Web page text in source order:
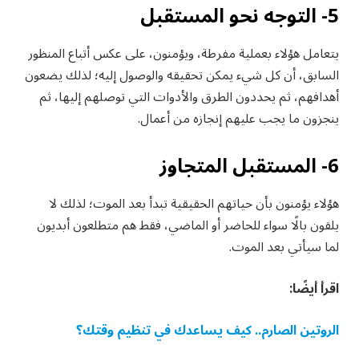
5- التوجه نحو المستقبل
يتعامل هؤلاء بعملية مفرطة، ويؤمنون، على عكس أتباع المنظور
السابق، أن كل شيء يمكن تحقيقه والوصول إليه؛ لذلك يضعون
أهدافهم، ثم يحددون الطرق والأدوات التي توصلهم إليها، ثم
ينجزون ما يجب عليهم إنجازه من أعمال.
6- المستقبل المتجاوز
هؤلاء يؤمنون بأن حياتهم الحقيقية تبدأ بعد الموت؛ لذلك لا
يلقون بالًا سواء للحاضر أو الماضي، فقط هم متطلعون أبديون
لما سيأتي بعد الموت.
اقرأ أيضًا:
الروتين الصارم.. كيف يساعدك في تنظيم وقتك؟